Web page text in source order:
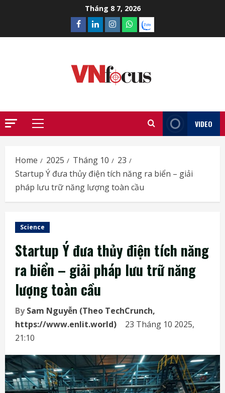
Tháng 8 7, 2026
Facebook
LinkedinInstagram
What’sapp
Zalo
Primary
VIDEO
Home 2025 Tháng 10
23
Startup Ý đưa thủy điện tích năng ra biển – giải
pháp lưu trữ năng lượng toàn cầu
Science
Startup Ý đưa thủy điện tích năng
ra biển – giải pháp lưu trữ năng
lượng toàn cầu
BySam Nguyễn (Theo TechCrunch,
https://www.enlit.world)
23 Tháng 10 2025,
21:10